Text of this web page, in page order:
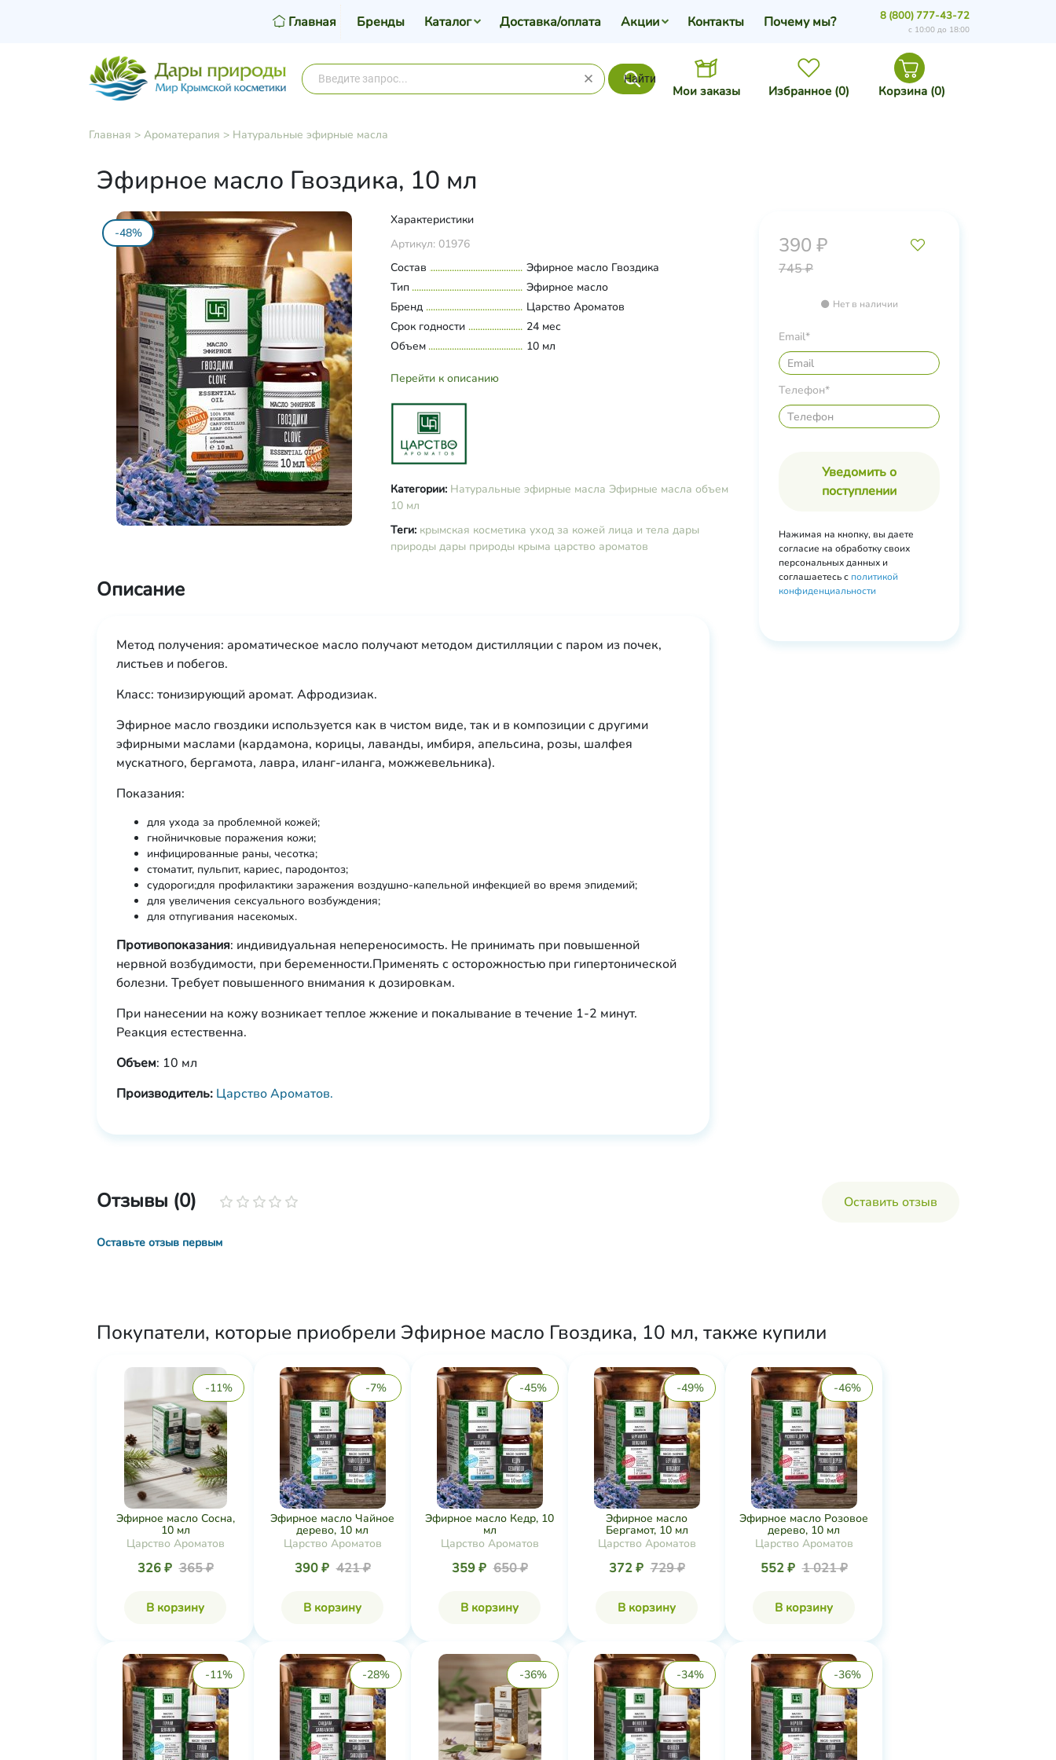
Найти
Мои заказы Избранное (0) Корзина (0)
Главная Бренды Каталог Доставка/оплата Акции Контакты Почему мы? 8 (800) 777-43-72
с 10:00 до 18:00
Главная > Ароматерапия > Натуральные эфирные масла
Эфирное масло Гвоздика, 10 мл
-48%
Характеристики
Артикул: 01976
Состав
Эфирное масло Гвоздика
Тип
Эфирное масло
Бренд
Царство Ароматов
Срок годности
24 мес
Объем
10 мл
Перейти к описанию
Категории: Натуральные эфирные масла Эфирные масла объем
10 мл
Теги: крымская косметика уход за кожей лица и тела дары
природы дары природы крыма царство ароматов
390 ₽
745 ₽
Нет в наличии
Email*
Телефон*
Уведомить о
поступлении
Нажимая на кнопку, вы даете
согласие на обработку своих
персональных данных и
соглашаетесь с политикой
конфиденциальности
Описание
Метод получения: ароматическое масло получают методом дистилляции с паром из почек,
листьев и побегов.
Класс: тонизирующий аромат. Афродизиак.
Эфирное масло гвоздики используется как в чистом виде, так и в композиции с другими
эфирными маслами (кардамона, корицы, лаванды, имбиря, апельсина, розы, шалфея
мускатного, бергамота, лавра, иланг-иланга, можжевельника).
Показания:
для ухода за проблемной кожей;
гнойничковые поражения кожи;
инфицированные раны, чесотка;
стоматит, пульпит, кариес, пародонтоз;
судороги;для профилактики заражения воздушно-капельной инфекцией во время эпидемий;
для увеличения сексуального возбуждения;
для отпугивания насекомых.
Противопоказания: индивидуальная непереносимость. Не принимать при повышенной
нервной возбудимости, при беременности.Применять с осторожностью при гипертониче­ской
болезни. Требует повышенного внимания к дозировкам.
При нанесении на кожу возникает теплое жжение и покалы­вание в течение 1-2 минут.
Реакция естественна.
Объем: 10 мл
Производитель: Царство Ароматов.
Отзывы (0) Оставить отзыв
Оставьте отзыв первым
Покупатели, которые приобрели Эфирное масло Гвоздика, 10 мл, также купили
-11%
Эфирное масло Сосна,
10 мл
Царство Ароматов
326 ₽ 365 ₽
В корзину
-7%
Эфирное масло Чайное
дерево, 10 мл
Царство Ароматов
390 ₽ 421 ₽
В корзину
-45%
Эфирное масло Кедр, 10
мл
Царство Ароматов
359 ₽ 650 ₽
В корзину
-49%
Эфирное масло
Бергамот, 10 мл
Царство Ароматов
372 ₽ 729 ₽
В корзину
-46%
Эфирное масло Розовое
дерево, 10 мл
Царство Ароматов
552 ₽ 1 021 ₽
В корзину
-11% -28% -36% -34% -36%